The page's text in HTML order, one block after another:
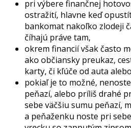
pri výbere finančnej
ostražití, hlavne keď
bankomat nakoľko zlodeji
číhajú práve tam,
okrem financií však často
ako občiansky preukaz,
karty, či kľúče od auta
pokiaľ je to možné,
peňazí, alebo príliš drahé
sebe väčšiu sumu peňazí,
a peňaženku noste pri